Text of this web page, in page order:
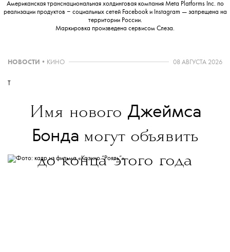
Американская транснациональная холдинговая компания Meta Platforms Inc. по
реализации продуктов ‒ социальных сетей Facebook и Instagram — запрещена на
территории России.
Маркировка произведена сервисом Слеза.
НОВОСТИ • КИНО 08 АВГУСТА 2026
T
Имя нового Джеймса
Бонда могут объявить
до конца этого года